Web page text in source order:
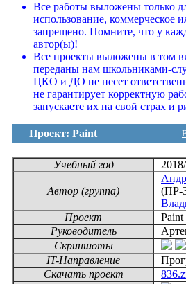
Все работы выложены только
использование, коммерческое
запрещено. Помните, что у
автор(ы)!
Все проекты выложены в том
переданы нам школьниками-
ЦКО и ДО не несет
не гарантирует корректную
запускаете их на свой страх и
Проект: Paint
Учебный год
Автор (группа)
(ПР-
Проект
Paint
Руководитель
Скриншоты
IT-Направление
Скачать проект